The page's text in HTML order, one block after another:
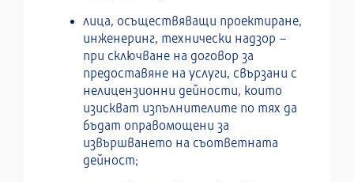
лица, осъществяващи проектиране,
инженеринг, технически надзор –
при сключване на договор за
предоставяне на услуги, свързани с
нелицензионни дейности, които
изискват изпълнителите по тях да
бъдат оправомощени за
извършването на съответната
дейност;